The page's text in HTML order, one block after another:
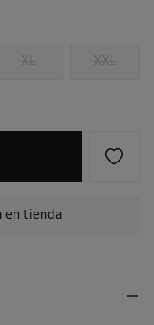
XL XXL
en tienda